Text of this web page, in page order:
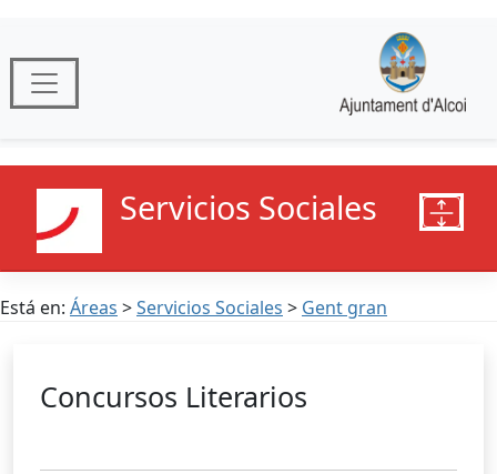
Servicios Sociales
Está en: Áreas >Servicios Sociales > Gent gran
Concursos Literarios